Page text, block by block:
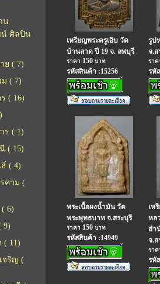
น
น์ ศิลปิน
ย ( 7)
( 7)
( 16)
ร ( 1)
( 15)
( 4)
คาม (
6)
9)
( 11)
จริญ (
เหรียญพระครูเอิบ วัด
บ้านลาด ปี 19 จ. ลพบุรี
ราคา 150 บาท
รหัสสินค้า :15256
รูป
จ.ส
รา
รหั
พระเนื้อผงน้ำมัน วัด
พระพุทธบาท จ.สระบุรี
ราคา 150 บาท
รหัสสินค้า :14949
เห
หล
สำ
จ.ส
รา
รหั